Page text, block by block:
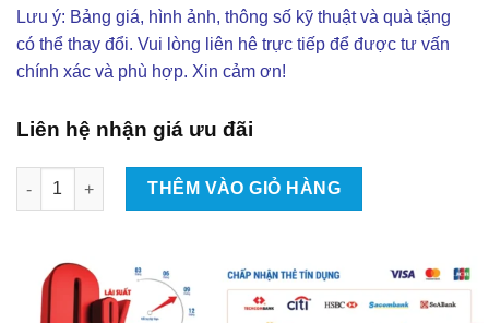
Lưu ý: Bảng giá, hình ảnh, thông số kỹ thuật và quà tặng
có thể thay đổi. Vui lòng liên hê trực tiếp để được tư vấn
chính xác và phù hợp. Xin cảm ơn!
Liên hệ nhận giá ưu đãi
Lắp Cảm Biến Áp Suất Lốp Cho Xe Mercedes Benz Tại
THÊM VÀO GIỎ HÀNG